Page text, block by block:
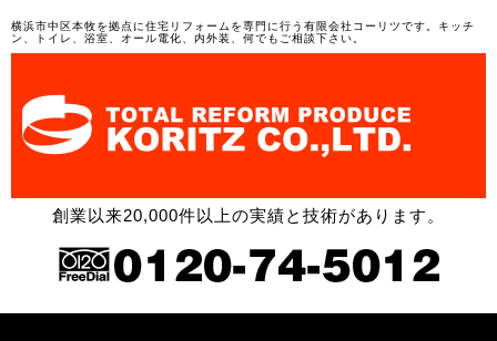
横浜市中区本牧を拠点に住宅リフォームを専門に行う有限会社コーリツです。キッチ
ン、トイレ、浴室、オール電化、内外装、何でもご相談下さい。
創業以来20,000件以上の実績と技術があります。